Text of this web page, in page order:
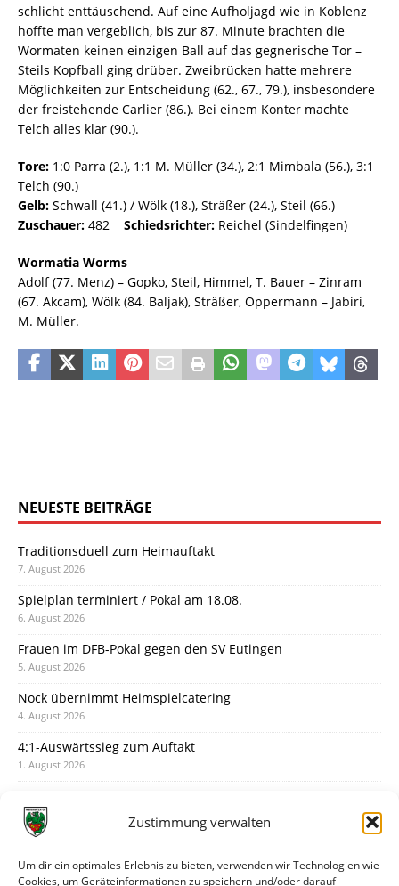
Zustimmung verwalten
Um dir ein optimales Erlebnis zu bieten, verwenden wir Technologien wie
Cookies, um Geräteinformationen zu speichern und/oder darauf
schlicht enttäuschend. Auf eine Aufholjagd wie in Koblenz
hoffte man vergeblich, bis zur 87. Minute brachten die
Wormaten keinen einzigen Ball auf das gegnerische Tor –
Steils Kopfball ging drüber. Zweibrücken hatte mehrere
Möglichkeiten zur Entscheidung (62., 67., 79.), insbesondere
der freistehende Carlier (86.). Bei einem Konter machte
Telch alles klar (90.).
Tore: 1:0 Parra (2.), 1:1 M. Müller (34.), 2:1 Mimbala (56.), 3:1
Telch (90.)
Gelb: Schwall (41.) / Wölk (18.), Sträßer (24.), Steil (66.)
Zuschauer: 482 Schiedsrichter: Reichel (Sindelfingen)
Wormatia Worms
Adolf (77. Menz) – Gopko, Steil, Himmel, T. Bauer – Zinram
(67. Akcam), Wölk (84. Baljak), Sträßer, Oppermann – Jabiri,
M. Müller.
NEUESTE BEITRÄGE
Traditionsduell zum Heimauftakt
7. August 2026
Spielplan terminiert / Pokal am 18.08.
6. August 2026
Frauen im DFB-Pokal gegen den SV Eutingen
5. August 2026
Nock übernimmt Heimspielcatering
4. August 2026
4:1-Auswärtssieg zum Auftakt
1. August 2026
31. Juli 2026
30. Juli 2026